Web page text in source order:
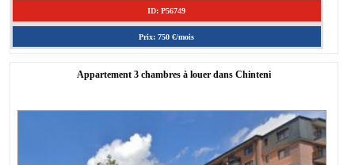
ID: P56749
Prix: 750 €/mois
Appartement 3 chambres à louer dans Chinteni